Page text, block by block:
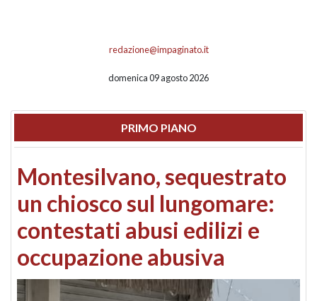
redazione@impaginato.it
domenica 09 agosto 2026
PRIMO PIANO
Montesilvano, sequestrato
un chiosco sul lungomare:
contestati abusi edilizi e
occupazione abusiva